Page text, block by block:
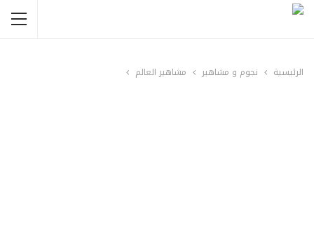
الرئيسية نجوم و مشاهير مشاهير العالم